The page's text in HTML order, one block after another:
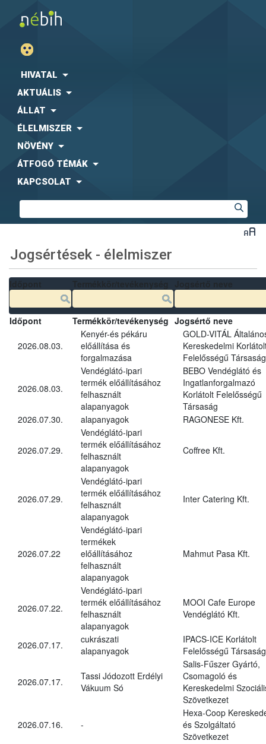
HIVATAL
AKTUÁLIS
ÁLLAT
ÉLELMISZER
NÖVÉNY
ÁTFOGÓ TÉMÁK
KAPCSOLAT
Jogsértések - élelmiszer
Időpont Termékkör/tevékenység Jogsértő neve
2026.08.03.
Kenyér-és pékáru
előállítása és
forgalmazása
GOLD-VITÁL
Kereskedelmi
Felelősségű Társaság
2026.08.03.
Vendéglátó-ipari
termék előállításához
felhasznált
alapanyagok
BEBO Vendéglátó és
Ingatlanforgalmazó
Korlátolt Felelősségű
Társaság
2026.07.30.
alapanyagok RAGONESE Kft.
2026.07.29.
Vendéglátó-ipari
termék előállításához
felhasznált
alapanyagok
Coffree Kft.
2026.07.29.
Vendéglátó-ipari
termék előállításához
felhasznált
alapanyagok
Inter Catering Kft.
2026.07.22
Vendéglátó-ipari
termékek
előállításához
felhasznált
alapanyagok
Mahmut Pasa Kft.
2026.07.22.
Vendéglátó-ipari
termék előállításához
felhasznált
alapanyagok
MOOI Cafe Europe
Vendéglátó Kft.
2026.07.17.
cukrászati
alapanyagok
IPACS-ICE Korlátolt
Felelősségű Társaság
2026.07.17.
Tassi Jódozott Erdélyi
Vákuum Só
Salis-Fűszer Gyártó,
Csomagoló és
Kereskedelmi
Szövetkezet
2026.07.16. -
Hexa-Coop
és Szolgáltató
Szövetkezet